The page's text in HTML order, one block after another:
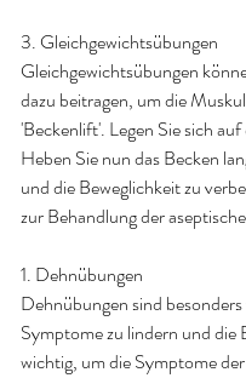
3. Gleichgewichtsübungen
Gleichgewichtsübungen
dazu beitragen, um die
'Beckenlift'. Legen Sie sich
Heben Sie nun das Becken
und die Beweglichkeit zu
zur Behandlung der
1. Dehnübungen
Dehnübungen sind
Symptome zu lindern und die
wichtig, um die Symptome